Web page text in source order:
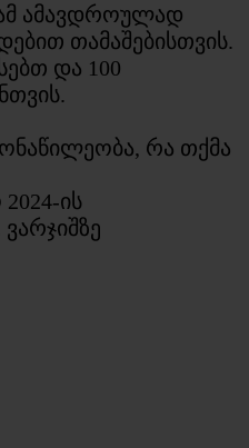
ამავდროულად
თამაშებისთვის.
და 100
რა თქმა
ის